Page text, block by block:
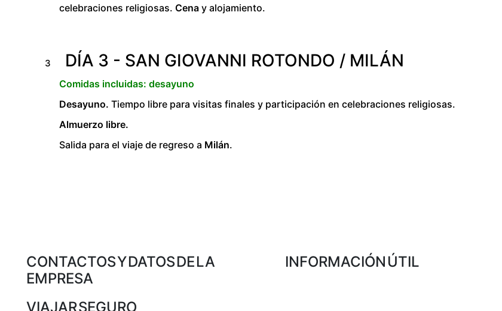
celebraciones religiosas. Cena y alojamiento.
3 DÍA 3 - SAN GIOVANNI ROTONDO / MILÁN
Comidas incluidas: desayuno
Desayuno. Tiempo libre para visitas finales y participación en celebraciones religiosas.
Almuerzo libre.
Salida para el viaje de regreso a Milán.
CONTACTOS Y DATOS DE LA
EMPRESA
VIAJAR SEGURO
INFORMACIÓN ÚTIL